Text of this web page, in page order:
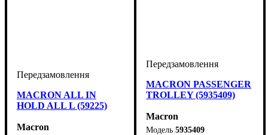
MACRON ALL IN
HOLD ALL L (59225)
Macron
MACRON PASSENGER
TROLLEY (5935409)
Macron
5935409